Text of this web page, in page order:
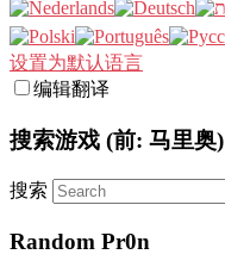
设置为默认语言
编辑翻译
搜索游戏 (前: 马里奥)
搜索
Random Pr0n